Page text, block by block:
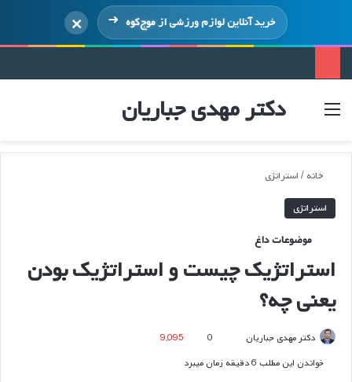
خرید آنلاین لوازم ورزشی ازموج‌کوه ×
دکتر مهدی جباریان منو ورود
خانه / استراتژی
استراتژی
موضوعات داغ
استراتژیک چیست و استراتژیک بودن
یعنی چه؟
دکتر مهدی جباریان
ارسال0
9,095
خواندن این مطلب 6 دقیقه زمان میبرد